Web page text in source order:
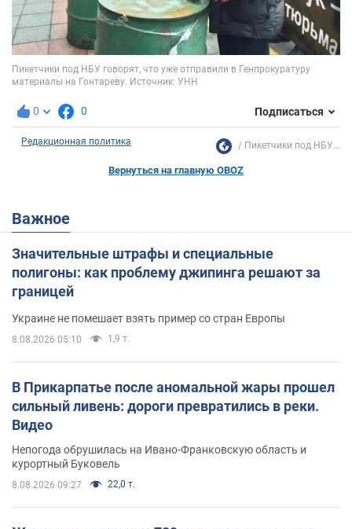
0 0 Подписаться
Редакционная политика Пикетчики под НБУ...
Вернуться на главную OBOZ
Важное
Значительные штрафы и специальные
полигоны: как проблему джипинга решают за
границей
Украине не помешает взять пример со стран Европы
8.08.2026 05:10 1,9 т.
В Прикарпатье после аномальной жары прошел
сильный ливень: дороги превратились в реки.
Видео
Непогода обрушилась на Ивано-Франковскую область и
курортный Буковель
8.08.2026 09:27 22,0 т.